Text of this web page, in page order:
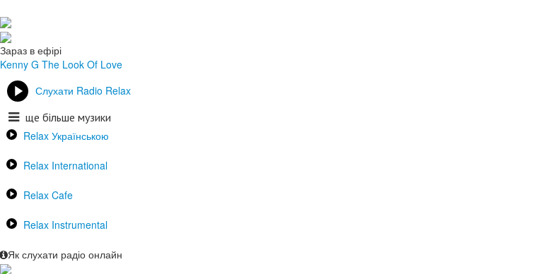
Зараз в ефірі
Kenny G The Look Of Love
Слухати Radio Relax
ще більше музики
Relax Українською
Relax International
Relax Cafe
Relax Instrumental
Як слухати радіо онлайн